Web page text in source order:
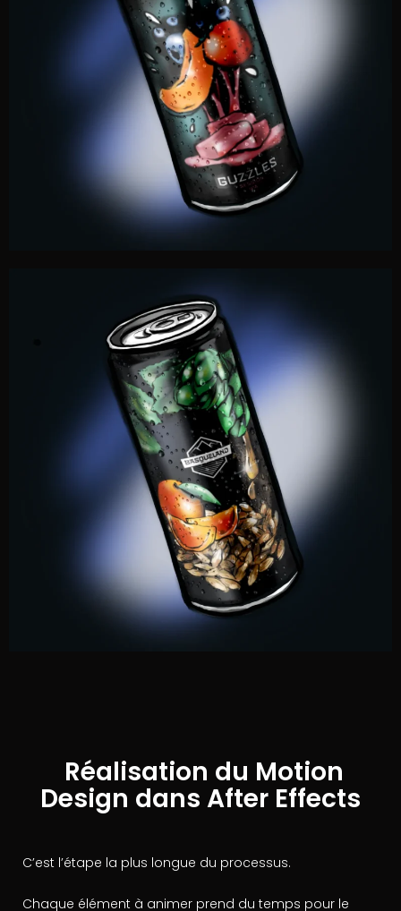
Réalisation du Motion
Design dans After Effects
C’est l’étape la plus longue du processus.
Chaque élément à animer prend du temps pour le